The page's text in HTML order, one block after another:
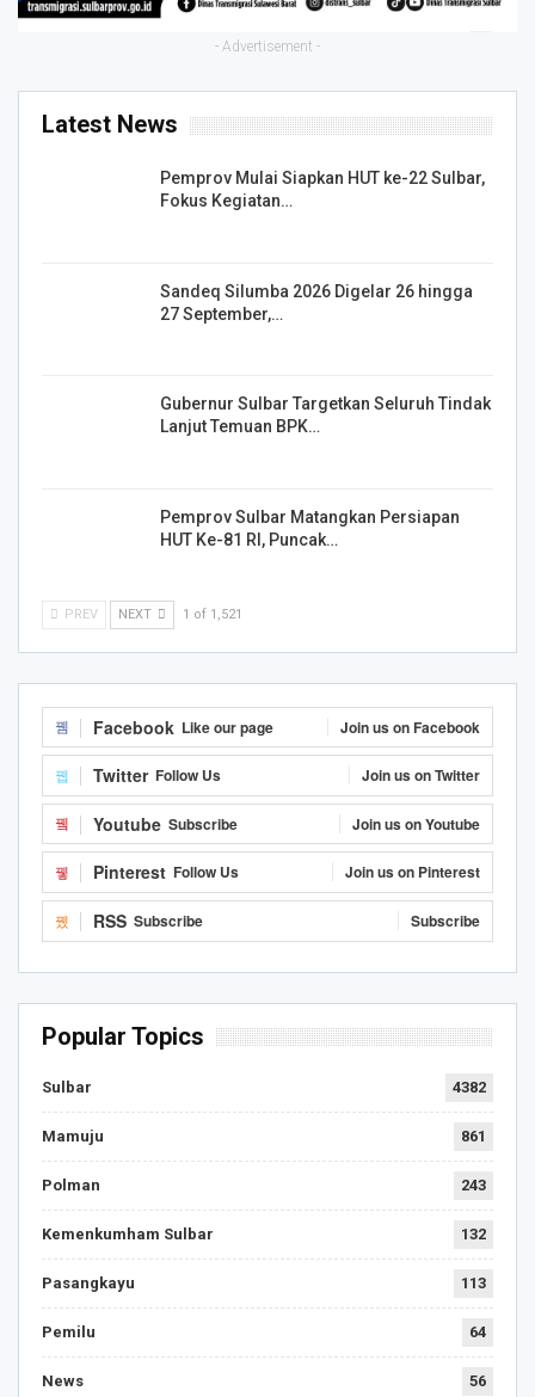
- Advertisement -
Latest News
Pemprov Mulai Siapkan HUT ke-22 Sulbar,
Fokus Kegiatan…
Sandeq Silumba 2026 Digelar 26 hingga
27 September,…
Gubernur Sulbar Targetkan Seluruh Tindak
Lanjut Temuan BPK…
Pemprov Sulbar Matangkan Persiapan
HUT Ke-81 RI, Puncak…
PREV NEXT 1 of 1,521
Facebook Like our page Join us on Facebook
Twitter Follow Us Join us on Twitter
Youtube Subscribe Join us on Youtube
Pinterest Follow Us Join us on Pinterest
RSS Subscribe Subscribe
Popular Topics
Sulbar 4382
Mamuju 861
Polman 243
Kemenkumham Sulbar 132
Pasangkayu 113
Pemilu 64
News 56